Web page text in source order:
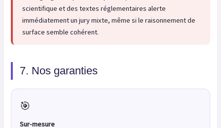
scientifique et des textes réglementaires alerte
immédiatement un jury mixte, même si le raisonnement de
surface semble cohérent.
7. Nos garanties
🎯
Sur-mesure